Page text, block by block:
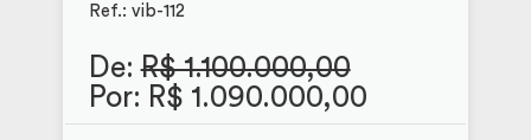
Ref.: vib-112
De:R$ 1.100.000,00
Por: R$ 1.090.000,00